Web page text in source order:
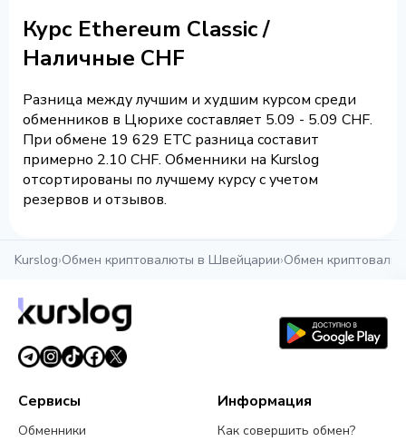
Курс Ethereum Classic /
Наличные CHF
Разница между лучшим и худшим курсом среди
обменников в Цюрихе составляет 5.09 - 5.09 CHF.
При обмене 19 629 ETC разница составит
примерно 2.10 CHF. Обменники на Kurslog
отсортированы по лучшему курсу с учетом
резервов и отзывов.
Kurslog›Обмен криптовалюты в Швейцарии›Обмен
Сервисы
Обменники
Информация
Как совершить обмен?